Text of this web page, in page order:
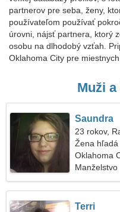
partnerov pre seba, ženy,
používateľom používať
úrovni, nájsť partnera, ktorý
osobu na dlhodobý vzťah.
Oklahoma City pre
Muži
Saundra
23 rokov,
Žena hľadá
Oklahoma
Manželstvo
Terri